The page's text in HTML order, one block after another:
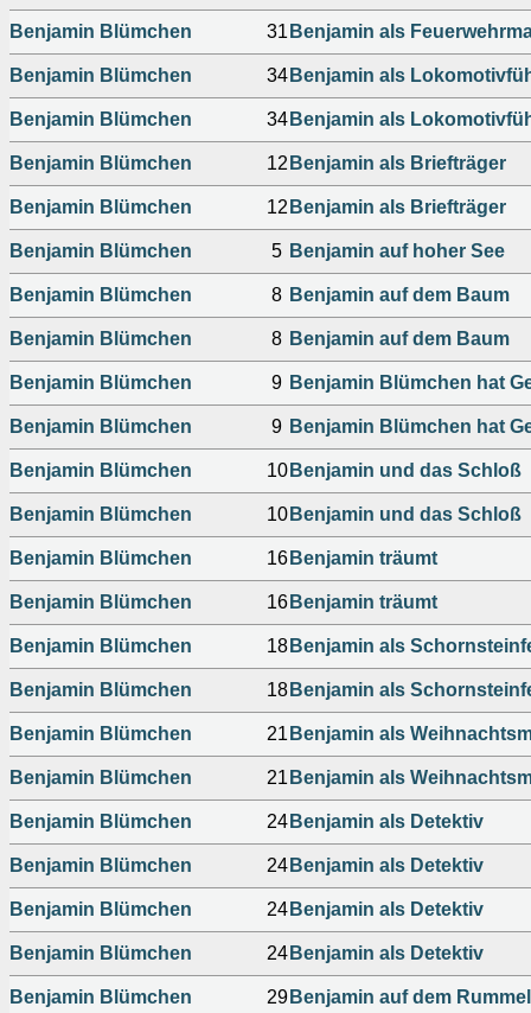
Benjamin Blümchen 31 Benjamin als
Benjamin Blümchen 34 Benjamin als
Benjamin Blümchen 34 Benjamin als
Benjamin Blümchen 12 Benjamin als Briefträger
Benjamin Blümchen 12 Benjamin als Briefträger
Benjamin Blümchen 5 Benjamin auf hoher See
Benjamin Blümchen 8 Benjamin auf dem Baum
Benjamin Blümchen 8 Benjamin auf dem Baum
Benjamin Blümchen 9 Benjamin Blümchen hat
Benjamin Blümchen 9 Benjamin Blümchen hat
Benjamin Blümchen 10 Benjamin und das Schloß
Benjamin Blümchen 10 Benjamin und das Schloß
Benjamin Blümchen 16 Benjamin träumt
Benjamin Blümchen 16 Benjamin träumt
Benjamin Blümchen 18 Benjamin als
Benjamin Blümchen 18 Benjamin als
Benjamin Blümchen 21 Benjamin als
Benjamin Blümchen 21 Benjamin als
Benjamin Blümchen 24 Benjamin als Detektiv
Benjamin Blümchen 24 Benjamin als Detektiv
Benjamin Blümchen 24 Benjamin als Detektiv
Benjamin Blümchen 24 Benjamin als Detektiv
Benjamin Blümchen 29 Benjamin auf dem Rummel